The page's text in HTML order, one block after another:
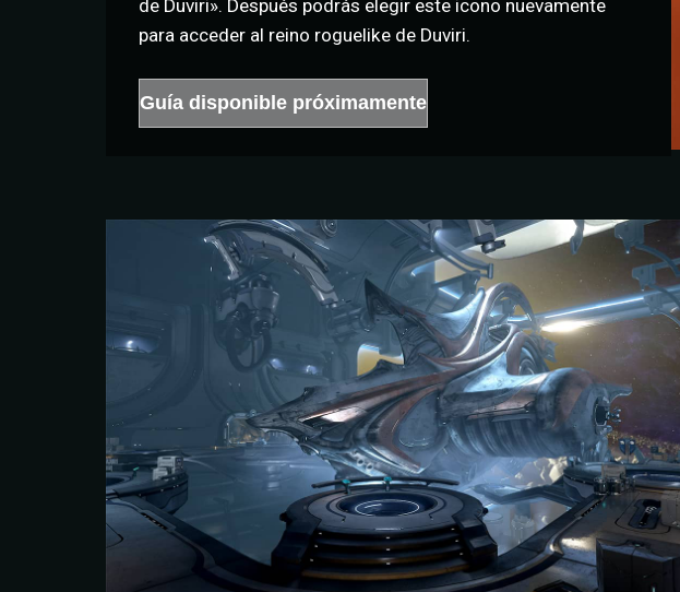
de Duviri». Después podrás elegir este icono nuevamente
para acceder al reino roguelike de Duviri.
Guía disponible próximamente